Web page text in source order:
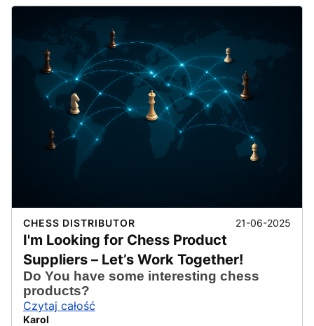
CHESS DISTRIBUTOR 21-06-2025
I'm Looking for Chess Product
Suppliers – Let’s Work Together!
Do You have some interesting chess
products?
Czytaj całość
Karol